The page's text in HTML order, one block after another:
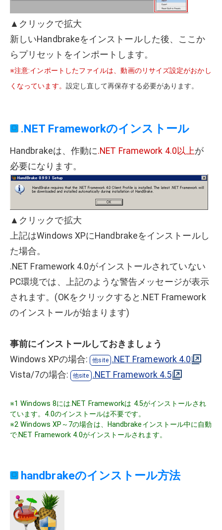
▲クリックで拡大
新しいHandbrakeをインストールした後、ここか
らプリセットをインポートします。
※注意:インポートしたファイルは、動画のリサイズ設定がおかし
くなっています。 設定し直して再保存する必要があります。
.NET Frameworkのインストール
Handbrakeは、作動に.NET Framework 4.0以上が
必要になります。
▲クリックで拡大
上記はWindows XPにHandbrakeをインストールし
た場合。
.NET Framework 4.0がインストールされていない
PC環境では、上記のような警告メッセージが表示
されます。(OKをクリックすると.NET Framework
のインストールが始まります)
事前にインストールしておきましょう
Windows XPの場合:
.NET Framework 4.0
Vista/7の場合:
.NET Framework 4.5
※1 Windows 8には.NET Frameworkは 4.5がインストールされ
ています。4.0のインストールは不要です。
※2 Windows XP～7の場合は、Handbrakeインストール中に自動
で.NET Framework 4.0がインストールされます。
handbrakeのインストール方法